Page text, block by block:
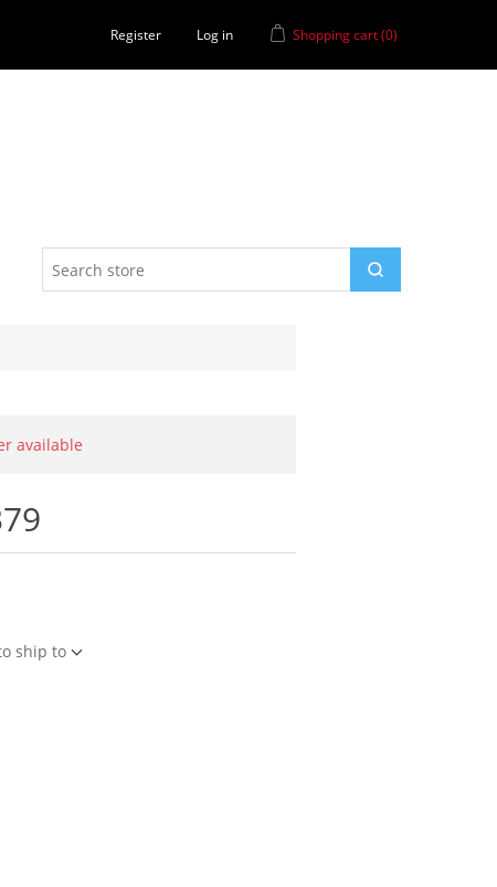
Register Log in Shopping cart(0)
available
ship to